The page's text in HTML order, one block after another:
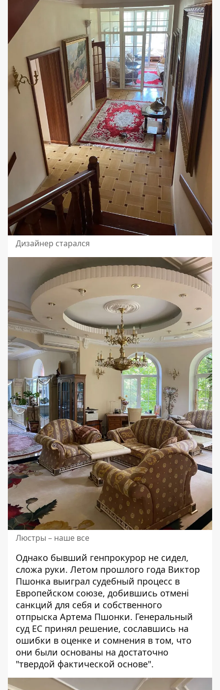
Дизайнер старался
Люстры – наше все
Однако бывший генпрокурор не сидел,
сложа руки. Летом прошлого года Виктор
Пшонка выиграл судебный процесс в
Европейском союзе, добившись отмені
санкций для себя и собственного
отпрыска Артема Пшонки. Генеральный
суд ЕС принял решение, сославшись на
ошибки в оценке и сомнения в том, что
они были основаны на достаточно
"твердой фактической основе".